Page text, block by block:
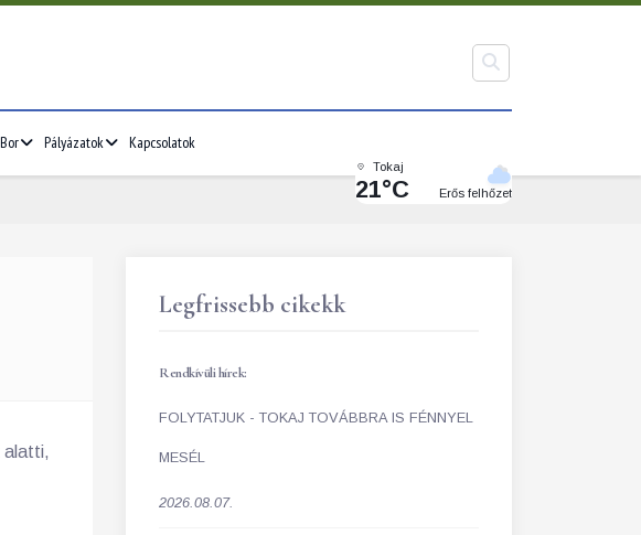
Bor Pályázatok Kapcsolatok
Tokaj
21°C Erős felhőzet
alatti,
Legfrissebb cikekk
Rendkívüli hírek:
FOLYTATJUK - TOKAJ TOVÁBBRA IS FÉNNYEL
MESÉL
2026.08.07.